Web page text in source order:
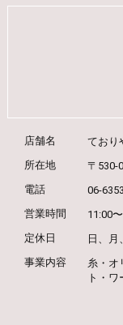
店舗名
ており
所在地
〒530-
電話
06-
営業時間
11:00
定休日
日、月
事業内容
糸・オ
ト・